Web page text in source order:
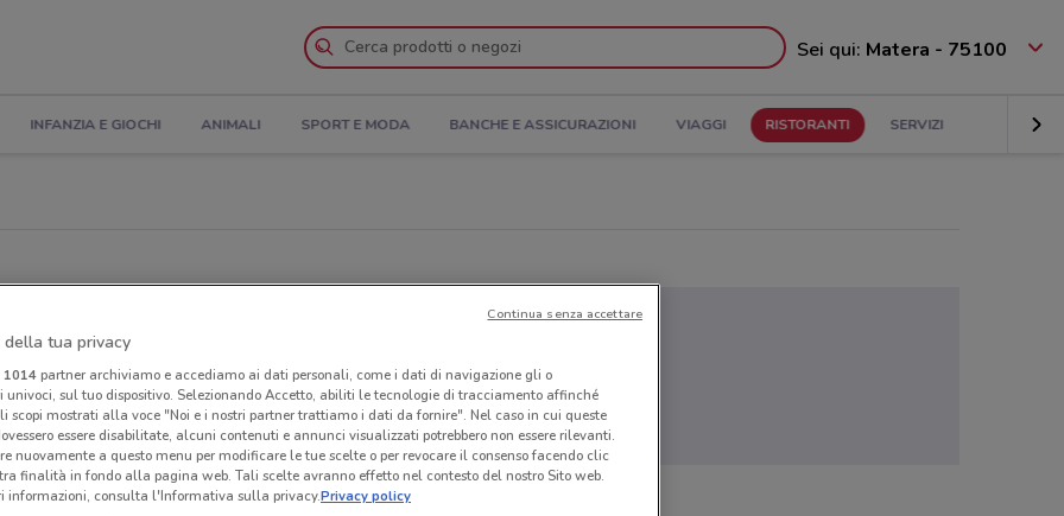
Sei qui: Matera - 75100
INFANZIA E GIOCHI ANIMALI SPORT E MODA BANCHE E ASSICURAZIONI VIAGGI RISTORANTI SERVIZI
le offerte intorno a te.
della tua privacy
1014partner archiviamo e accediamo ai dati personali, come i dati di navigazione gli o
sul tuo dispositivo. Selezionando Accetto, abiliti le tecnologie di tracciamento affinché
scopi mostrati alla voce "Noi e i nostri partner trattiamo i dati da fornire". Nel caso in cui queste
essere disabilitate, alcuni contenuti e annunci visualizzati potrebbero non essere rilevanti.
nuovamente a questo menu per modificare le tue scelte o per revocare il consenso facendo clic
finalità in fondo alla pagina web. Tali scelte avranno effetto nel contesto del nostro Sito web.
informazioni, consulta l'Informativa sulla privacy.Privacy policy
Continua senza accettare